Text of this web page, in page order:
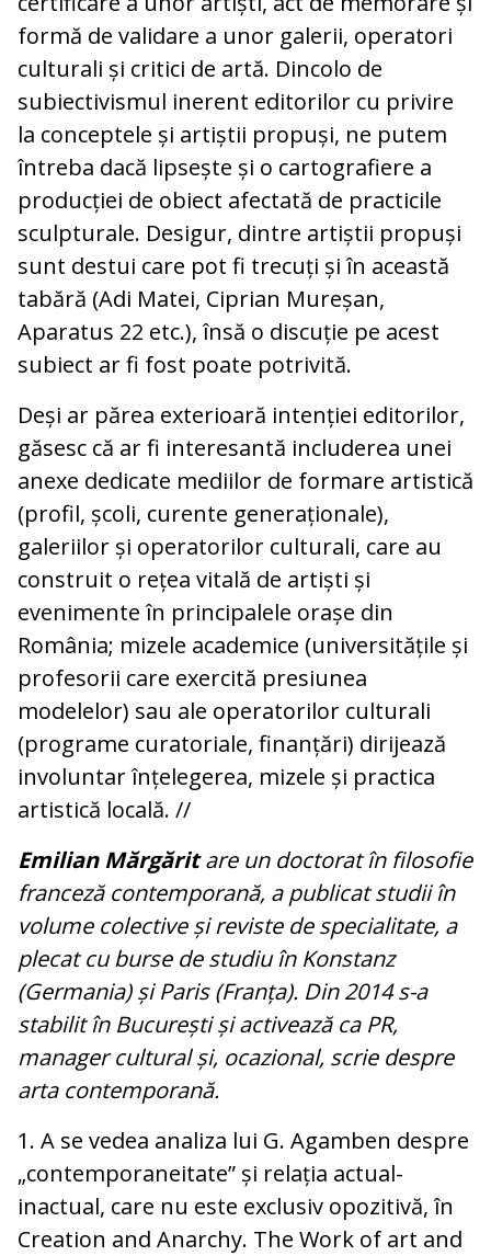
formă de validare a unor galerii, operatori
culturali și critici de artă. Dincolo de
subiectivismul inerent editorilor cu privire
la conceptele și artiștii propuși, ne putem
întreba dacă lipsește și o cartografiere a
producției de obiect afectată de practicile
sculpturale. Desigur, dintre artiștii propuși
sunt destui care pot fi trecuți și în această
tabără (Adi Matei, Ciprian Mureșan,
Aparatus 22 etc.), însă o discuție pe acest
subiect ar fi fost poate potrivită.
Deși ar părea exterioară intenției editorilor,
găsesc că ar fi interesantă includerea unei
anexe dedicate mediilor de formare artistică
(profil, școli, curente generaționale),
galeriilor și operatorilor culturali, care au
construit o rețea vitală de artiști și
evenimente în principalele orașe din
România; mizele academice (universitățile și
profesorii care exercită presiunea
modelelor) sau ale operatorilor culturali
(programe curatoriale, finanțări) dirijează
involuntar înțelegerea, mizele și practica
artistică locală. //
Emilian Mărgăritare un doctorat în filosofie
franceză contemporană, a publicat studii în
volume colective și reviste de specialitate, a
plecat cu burse de studiu în Konstanz
(Germania) și Paris (Franța). Din 2014 s-a
stabilit în București și activează ca PR,
manager cultural și, ocazional, scrie despre
arta contemporană.
1. A se vedea analiza lui G. Agamben despre
„contemporaneitate” și relația actual-
inactual, care nu este exclusiv opozitivă, în
Creation and Anarchy. The Work of art and